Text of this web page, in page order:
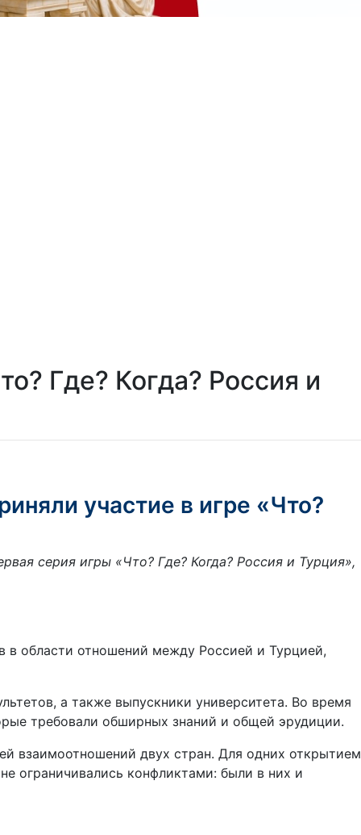
Где? Когда? Россия и
участие в игре «Что?
серия игры «Что? Где? Когда? Россия и Турция»,
в области отношений между Россией и Турцией,
а также выпускники университета. Во время
требовали обширных знаний и общей эрудиции.
взаимоотношений двух стран. Для одних открытием
ограничивались конфликтами: были в них и